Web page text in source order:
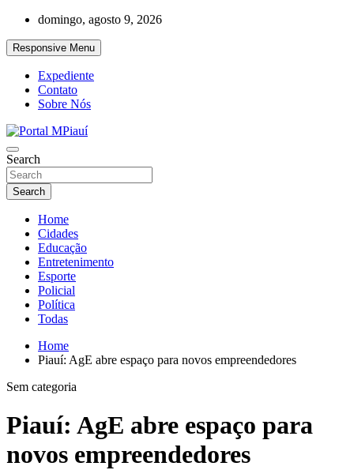
Skip
content
domingo, agosto 9, 2026
Responsive Menu
Expediente
Contato
Sobre Nós
Portal MPiauí
Notícias do Piauí – Teresina – Água Branca e todo Médio Parnaíba
Search
Search
Home
Cidades
Educação
Entretenimento
Esporte
Policial
Política
Todas
Home
Piauí: AgE abre espaço para novos empreendedores
Sem categoria
Piauí: AgE abre espaço para
novos empreendedores